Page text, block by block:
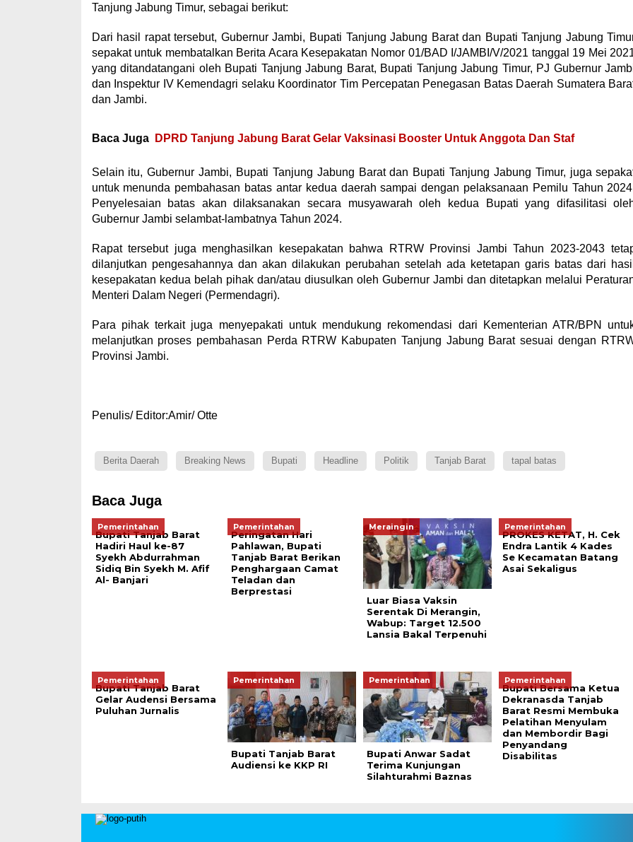
Tanjung Jabung Timur, sebagai berikut:
Dari hasil rapat tersebut, Gubernur Jambi, Bupati Tanjung Jabung Barat dan Bupati Tanjung Jabung
sepakat untuk membatalkan Berita Acara Kesepakatan Nomor 01/BAD I/JAMBI/V/2021 tanggal 19 Mei
yang ditandatangani oleh Bupati Tanjung Jabung Barat, Bupati Tanjung Jabung Timur, PJ Gubernur
dan Inspektur IV Kemendagri selaku Koordinator Tim Percepatan Penegasan Batas Daerah Sumatera
dan Jambi.
Baca Juga DPRD Tanjung Jabung Barat Gelar Vaksinasi Booster Untuk Anggota Dan Staf
Selain itu, Gubernur Jambi, Bupati Tanjung Jabung Barat dan Bupati Tanjung Jabung Timur, juga
untuk menunda pembahasan batas antar kedua daerah sampai dengan pelaksanaan Pemilu Tahun
Penyelesaian batas akan dilaksanakan secara musyawarah oleh kedua Bupati yang difasilitasi
Gubernur Jambi selambat-lambatnya Tahun 2024.
Rapat tersebut juga menghasilkan kesepakatan bahwa RTRW Provinsi Jambi Tahun 2023-2043
dilanjutkan pengesahannya dan akan dilakukan perubahan setelah ada ketetapan garis batas dari hasil
kesepakatan kedua belah pihak dan/atau diusulkan oleh Gubernur Jambi dan ditetapkan melalui
Menteri Dalam Negeri (Permendagri).
Para pihak terkait juga menyepakati untuk mendukung rekomendasi dari Kementerian ATR/BPN
melanjutkan proses pembahasan Perda RTRW Kabupaten Tanjung Jabung Barat sesuai dengan
Provinsi Jambi.
Penulis/ Editor:Amir/ Otte
Berita Daerah Breaking News Bupati Headline Politik Tanjab Barat tapal batas
Baca Juga
Pemerintahan
Bupati Tanjab Barat
Hadiri Haul ke-87
Syekh Abdurrahman
Sidiq Bin Syekh M. Afif
Al- Banjari
Pemerintahan
Peringatan Hari
Pahlawan, Bupati
Tanjab Barat Berikan
Penghargaan Camat
Teladan dan
Berprestasi
Meraingin
Luar Biasa Vaksin
Serentak Di Merangin,
Wabup: Target 12.500
Lansia Bakal Terpenuhi
Pemerintahan
PROKES KETAT, H. Cek
Endra Lantik 4 Kades
Se Kecamatan Batang
Asai Sekaligus
Pemerintahan
Bupati Tanjab Barat
Gelar Audensi Bersama
Puluhan Jurnalis
Pemerintahan
Bupati Tanjab Barat
Audiensi ke KKP RI
Pemerintahan
Bupati Anwar Sadat
Terima Kunjungan
Silahturahmi Baznas
Pemerintahan
Bupati Bersama Ketua
Dekranasda Tanjab
Barat Resmi Membuka
Pelatihan Menyulam
dan Membordir Bagi
Penyandang
Disabilitas